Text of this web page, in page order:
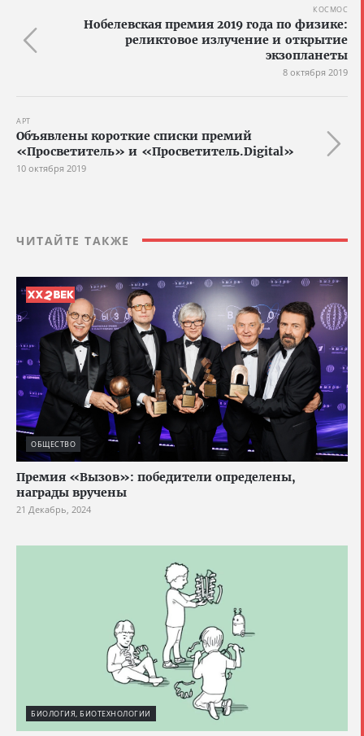
КОСМОС
Нобелевская премия 2019 года по физике:
реликтовое излучение и открытие
экзопланеты
8 октября 2019
АРТ
Объявлены короткие списки премий
«Просветитель» и «Просветитель.Digital»
10 октября 2019
ЧИТАЙТЕ ТАКЖЕ
ОБЩЕСТВО
Премия «Вызов»: победители определены,
награды вручены
21 Декабрь, 2024
БИОЛОГИЯ, БИОТЕХНОЛОГИИ